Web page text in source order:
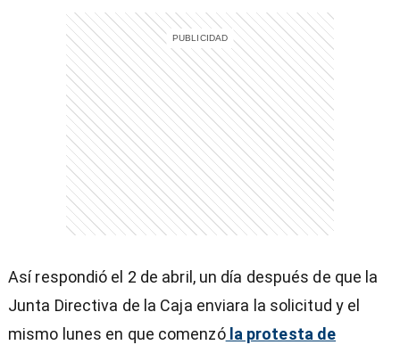
Así respondió el 2 de abril, un día después de que la
Junta Directiva de la Caja enviara la solicitud y el
mismo lunes en que comenzóla protesta de